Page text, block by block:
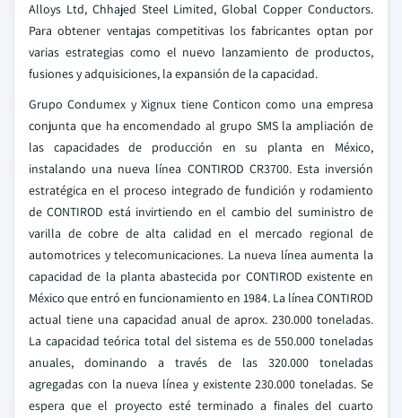
Alloys Ltd, Chhajed Steel Limited, Global Copper Conductors.
Para obtener ventajas competitivas los fabricantes optan por
varias estrategias como el nuevo lanzamiento de productos,
fusiones y adquisiciones, la expansión de la capacidad.
Grupo Condumex y Xignux tiene Conticon como una empresa
conjunta que ha encomendado al grupo SMS la ampliación de
las capacidades de producción en su planta en México,
instalando una nueva línea CONTIROD CR3700. Esta inversión
estratégica en el proceso integrado de fundición y rodamiento
de CONTIROD está invirtiendo en el cambio del suministro de
varilla de cobre de alta calidad en el mercado regional de
automotrices y telecomunicaciones. La nueva línea aumenta la
capacidad de la planta abastecida por CONTIROD existente en
México que entró en funcionamiento en 1984. La línea CONTIROD
actual tiene una capacidad anual de aprox. 230.000 toneladas.
La capacidad teórica total del sistema es de 550.000 toneladas
anuales, dominando a través de las 320.000 toneladas
agregadas con la nueva línea y existente 230.000 toneladas. Se
espera que el proyecto esté terminado a finales del cuarto